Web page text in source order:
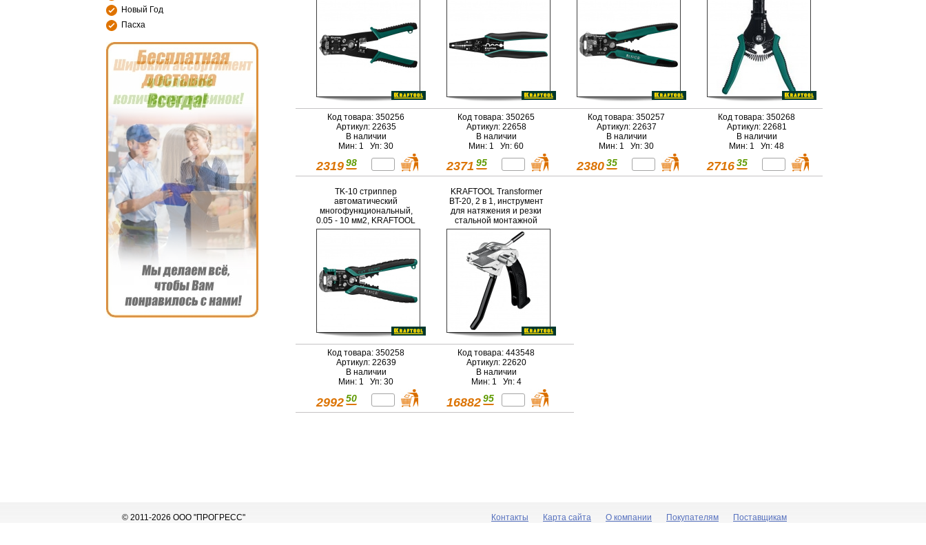
Новый Год
Пасха
Код товара: 350256
Артикул: 22635
В наличии
Мин: 1 Уп: 30
2319 98
Код товара: 350265
Артикул: 22658
В наличии
Мин: 1 Уп: 60
2371 95
Код товара: 350257
Артикул: 22637
В наличии
Мин: 1 Уп: 30
2380 35
Код товара: 350268
Артикул: 22681
В наличии
Мин: 1 Уп: 48
2716 35
TK-10 стриппер
автоматический
многофункциональный,
0.05 - 10 мм2, KRAFTOOL
Код товара: 350258
Артикул: 22639
В наличии
Мин: 1 Уп: 30
2992 50
KRAFTOOL Transformer
BT-20, 2 в 1, инструмент
для натяжения и резки
стальной монтажной
ленты (22620)
Код товара: 443548
Артикул: 22620
В наличии
Мин: 1 Уп: 4
16882 95
© 2011-2026 ООО "ПРОГРЕСС" Контакты Карта сайта О компании Покупателям Поставщикам